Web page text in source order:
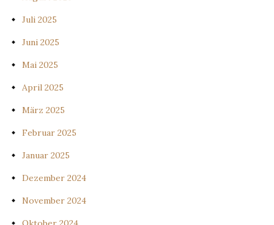
Juli 2025
Juni 2025
Mai 2025
April 2025
März 2025
Februar 2025
Januar 2025
Dezember 2024
November 2024